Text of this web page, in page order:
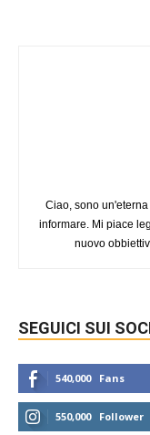
Ciao, sono
informare. Mi piace
nuovo
SEGUICI SUI
540,000 Fans
550,000 Follower